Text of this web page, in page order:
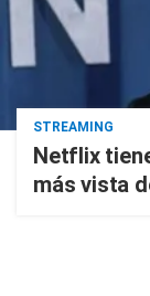
STREAMING
Netflix
más vista